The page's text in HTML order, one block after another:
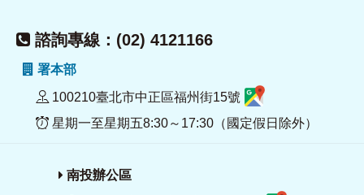
諮詢專線：(02) 4121166
署本部
100210臺北市中正區福州街15號
星期一至星期五8:30～17:30（國定假日除外）
南投辦公區